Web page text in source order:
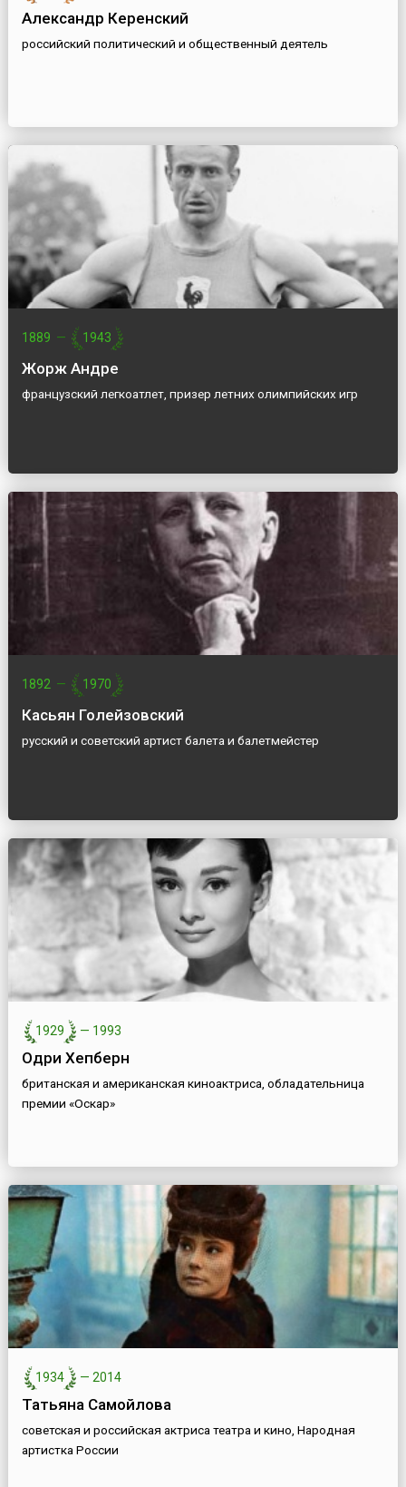
Александр Керенский
российский политический и общественный деятель
1889 — 1943
Жорж Андре
французский легкоатлет, призер летних олимпийских игр
1892 — 1970
Касьян Голейзовский
русский и советский артист балета и балетмейстер
1929 — 1993
Одри Хепберн
британская и американская киноактриса, обладательница
премии «Оскар»
1934 — 2014
Татьяна Самойлова
советская и российская актриса театра и кино, Народная
артистка России